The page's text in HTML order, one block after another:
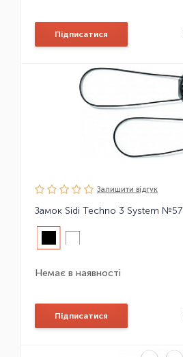
Підписатися
Залишити вiдгук
Замок Sidi Techno 3 System №57
Немає в наявності
Підписатися